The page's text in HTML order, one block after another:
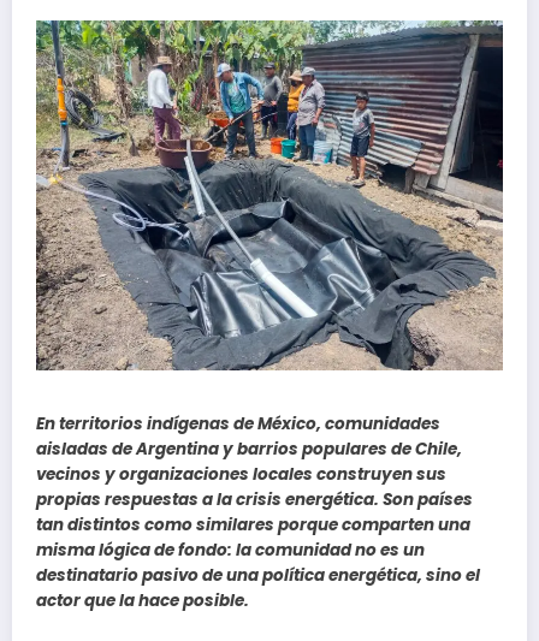
En territorios indígenas de México, comunidades
aisladas de Argentina y barrios populares de Chile,
vecinos y organizaciones locales construyen sus
propias respuestas a la crisis energética. Son países
tan distintos como similares porque comparten una
misma lógica de fondo: la comunidad no es un
destinatario pasivo de una política energética, sino el
actor que la hace posible.